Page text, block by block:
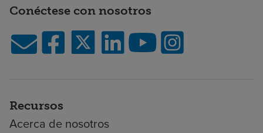
Conéctese con nosotros
Recursos
Acerca de nosotros